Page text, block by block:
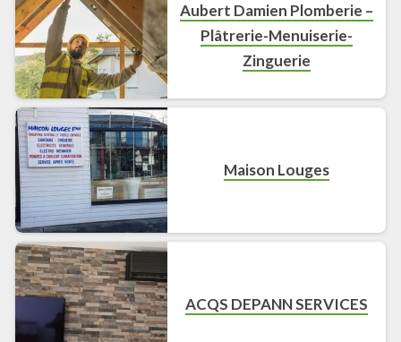
Aubert Damien Plomberie –
Plâtrerie-Menuiserie-
Zinguerie
Maison Louges
ACQS DEPANN SERVICES